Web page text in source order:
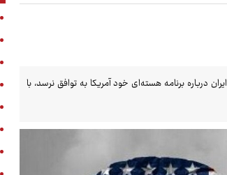
درباره برنامه هسته‌ای خود آمریکا به توافق نرسد، با